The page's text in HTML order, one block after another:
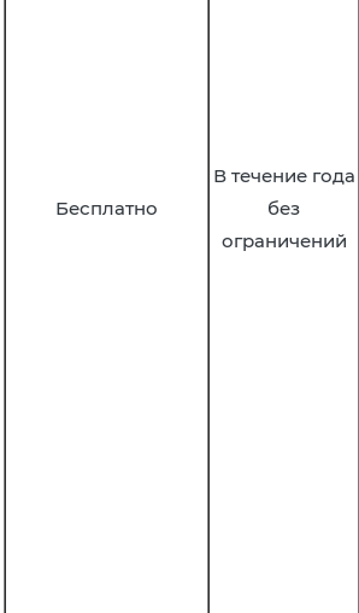
Бесплатно
В течение года
без
ограничений